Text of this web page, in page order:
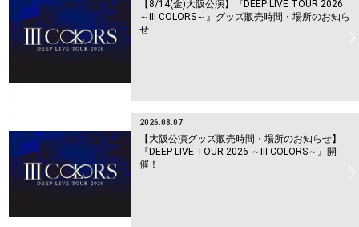
【8/14(金)大阪公演】『DEEP LIVE TOUR 2026
～Ⅲ COLORS～』グッズ販売時間・場所のお知ら
せ
2026.08.07
【大阪公演グッズ販売時間・場所のお知らせ】
『DEEP LIVE TOUR 2026 ～Ⅲ COLORS～』開
催！